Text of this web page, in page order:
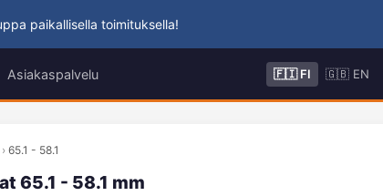
paikallisella toimituksella!
Asiakaspalvelu 🇫🇮 FI 🇬🇧 EN
› 65.1 - 58.1
65.1 - 58.1 mm